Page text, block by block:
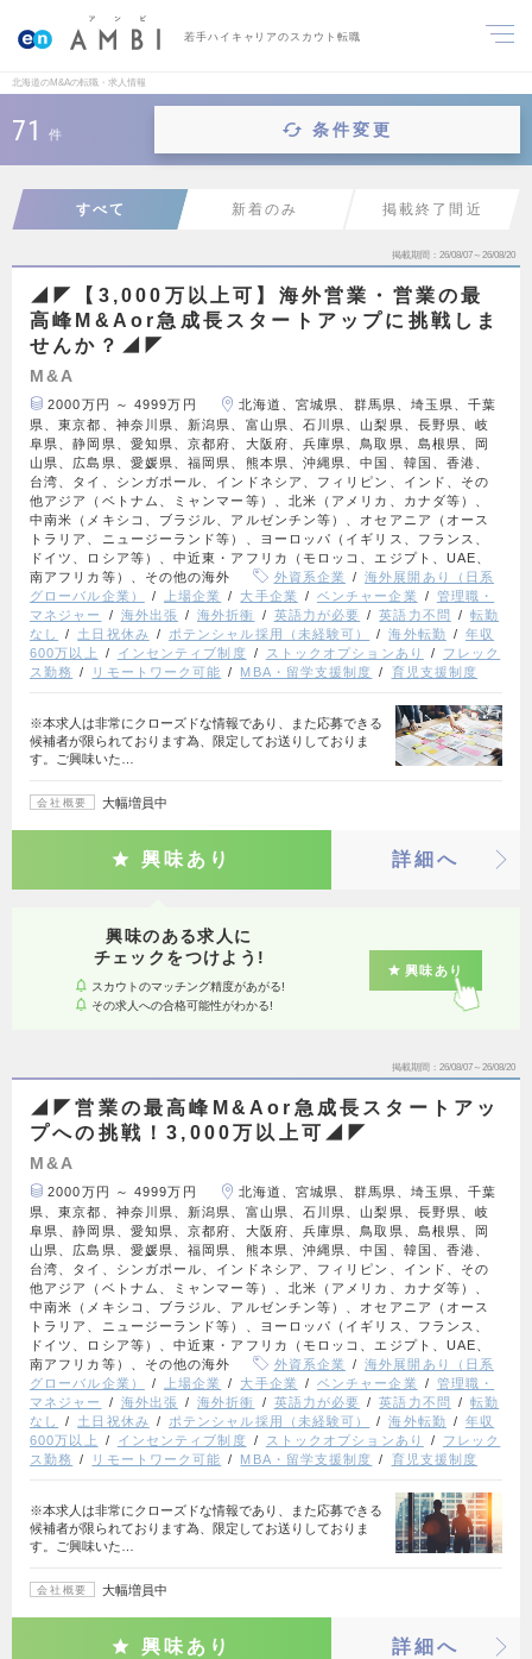
若手ハイキャリアのスカウト転職
北海道のM&Aの転職・求人情報
71 件 条件変更
すべて 新着のみ 掲載終了間近
掲載期間 26/08/07～26/08/20
◢◤【3,000万以上可】海外営業・営業の最
高峰M&Aor急成長スタートアップに挑戦しま
せんか？◢◤
M&A
2000万円 ～ 4999万円
北海道、宮城県、群馬県、埼玉県、千葉
県、東京都、神奈川県、新潟県、富山県、石川県、山梨県、長野県、岐
阜県、静岡県、愛知県、京都府、大阪府、兵庫県、鳥取県、島根県、岡
山県、広島県、愛媛県、福岡県、熊本県、沖縄県、中国、韓国、香港、
台湾、タイ、シンガポール、インドネシア、フィリピン、インド、その
他アジア（ベトナム、ミャンマー等）、北米（アメリカ、カナダ等）、
中南米（メキシコ、ブラジル、アルゼンチン等）、オセアニア（オース
トラリア、ニュージーランド等）、ヨーロッパ（イギリス、フランス、
ドイツ、ロシア等）、中近東・アフリカ（モロッコ、エジプト、UAE、
南アフリカ等）、その他の海外
外資系企業
海外展開あり（日系
グローバル企業）
上場企業 大手企業 ベンチャー企業
管理職・
マネジャー
海外出張 海外折衝 英語力が必要 英語力不問
転勤
なし
土日祝休み ポテンシャル採用（未経験可） 海外転勤
年収
600万以上
インセンティブ制度 ストックオプションあり
フレック
ス勤務
リモートワーク可能 MBA・留学支援制度 育児支援制度
※本求人は非常にクローズドな情報であり、また応募できる
候補者が限られております為、限定してお送りしておりま
す。ご興味いた…
会社概要 大幅増員中
興味あり 詳細へ
興味のある求人に
チェックをつけよう!
スカウトのマッチング精度があがる!
その求人への合格可能性がわかる!
興味あり
掲載期間 26/08/07～26/08/20
◢◤営業の最高峰M&Aor急成長スタートアッ
プへの挑戦！3,000万以上可◢◤
M&A
2000万円 ～ 4999万円
北海道、宮城県、群馬県、埼玉県、千葉
県、東京都、神奈川県、新潟県、富山県、石川県、山梨県、長野県、岐
阜県、静岡県、愛知県、京都府、大阪府、兵庫県、鳥取県、島根県、岡
山県、広島県、愛媛県、福岡県、熊本県、沖縄県、中国、韓国、香港、
台湾、タイ、シンガポール、インドネシア、フィリピン、インド、その
他アジア（ベトナム、ミャンマー等）、北米（アメリカ、カナダ等）、
中南米（メキシコ、ブラジル、アルゼンチン等）、オセアニア（オース
トラリア、ニュージーランド等）、ヨーロッパ（イギリス、フランス、
ドイツ、ロシア等）、中近東・アフリカ（モロッコ、エジプト、UAE、
南アフリカ等）、その他の海外
外資系企業
海外展開あり（日系
グローバル企業）
上場企業 大手企業 ベンチャー企業
管理職・
マネジャー
海外出張 海外折衝 英語力が必要 英語力不問
転勤
なし
土日祝休み ポテンシャル採用（未経験可） 海外転勤
年収
600万以上
インセンティブ制度 ストックオプションあり
フレック
ス勤務
リモートワーク可能 MBA・留学支援制度 育児支援制度
※本求人は非常にクローズドな情報であり、また応募できる
候補者が限られております為、限定してお送りしておりま
す。ご興味いた…
会社概要 大幅増員中
興味あり 詳細へ